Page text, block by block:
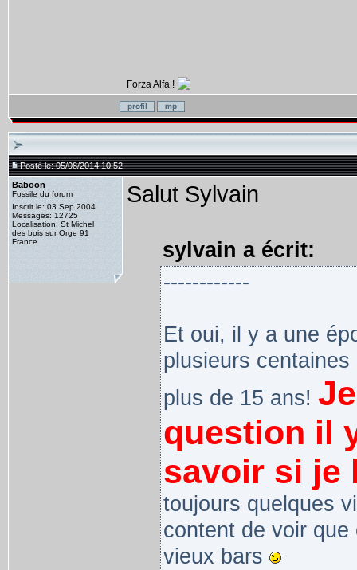
Forza Alfa !
Posté le: 05/08/2014 10:52
Baboon
Fossile du forum
Inscrit le: 03 Sep 2004
Messages: 12725
Localisation: St Michel
des bois sur Orge 91
France
Salut Sylvain
sylvain a écrit:
------------
Et oui, il y a une
plusieurs
plus de 15 ans!
question il
savoir si je
toujours quelques
content de voir
vieux bars